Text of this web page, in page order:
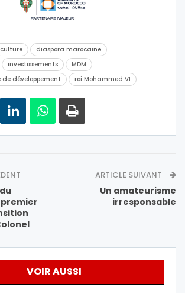
culture
diaspora marocaine
investissements
MDM
développement
roi Mohammed VI
ARTICLE SUIVANT
Un amateurisme
irresponsable
VOIR AUSSI